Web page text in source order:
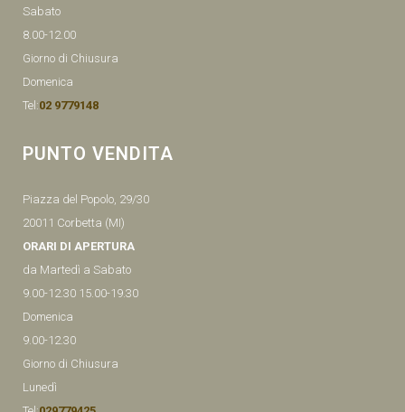
Sabato
8.00-12.00
Giorno di Chiusura
Domenica
Tel:02 9779148
PUNTO VENDITA
Piazza del Popolo, 29/30
20011 Corbetta (MI)
ORARI DI APERTURA
da Martedì a Sabato
9.00-12.30 15.00-19.30
Domenica
9.00-12.30
Giorno di Chiusura
Lunedì